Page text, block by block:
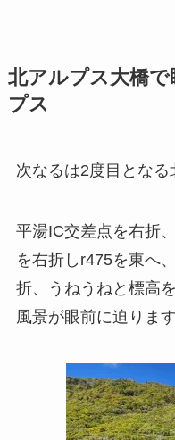
北アルプス大橋
プス
次なるは2度目となる
平湯IC交差点を右折
を右折しr475を東へ
折、うねうねと標高
風景が眼前に迫りま